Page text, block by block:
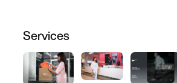
Services